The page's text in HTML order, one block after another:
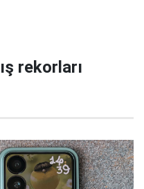
rekorları